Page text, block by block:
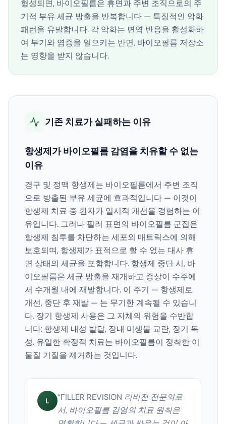
형성되면, 바이오필름은 휴면과 주변 조직으로의 주
기적 부유 세균 방출을 반복합니다 — 특징적인 악화
패턴을 유발합니다. 각 악화는 면역 반응을 활성화하
여 부기와 염증을 일으키는 반면, 바이오필름 저장소
는 영향을 받지 않습니다.
기존 치료가 실패하는 이유
항생제가 바이오필름 감염을 치유할 수 없는
이유
경구 및 정맥 항생제는 바이오필름에서 주변 조직
으로 방출된 부유 세균에 효과적입니다 — 이것이
항생제 치료 중 환자가 일시적 개선을 경험하는 이
유입니다. 그러나 필러 표면의 바이오필름 군집은
항생제 침투를 차단하는 세포외 매트릭스에 의해
보호되며, 항생제가 표적으로 할 수 없는 대사 휴
면 상태의 세균을 포함합니다. 항생제 중단 시, 바
이오필름은 세균 방출을 재개하고 증상이 수주에
서 수개월 내에 재발합니다. 이 주기 — 항생제로
개선, 중단 후 재발 — 는 무기한 계속될 수 있습니
다. 장기 항생제 사용은 그 자체의 위험을 수반합
니다: 항생제 내성 발달, 장내 미생물 교란, 장기 독
성. 유일한 확정적 치료는 바이오필름이 정착한 이
물질 기질을 제거하는 것입니다.
L “FILLER REVISION 리비전 전문의로
서, 바이오필름 감염의 치료 원칙은